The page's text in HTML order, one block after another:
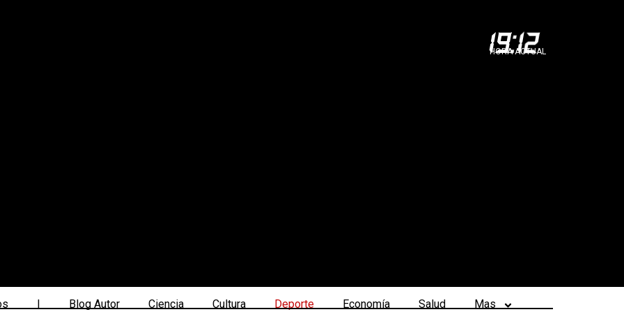
19:12
HORA ACTUAL
| Blog Autor Ciencia Cultura Deporte Economía Salud Mas